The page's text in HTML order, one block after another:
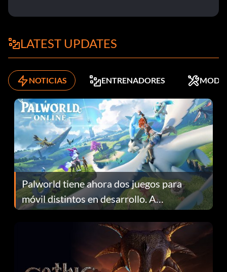
LATEST UPDATES
NOTICIAS ENTRENADORES MODS
Palworld tiene ahora dos juegos para
móvil distintos en desarrollo. A
continuación te explicamos por qué.